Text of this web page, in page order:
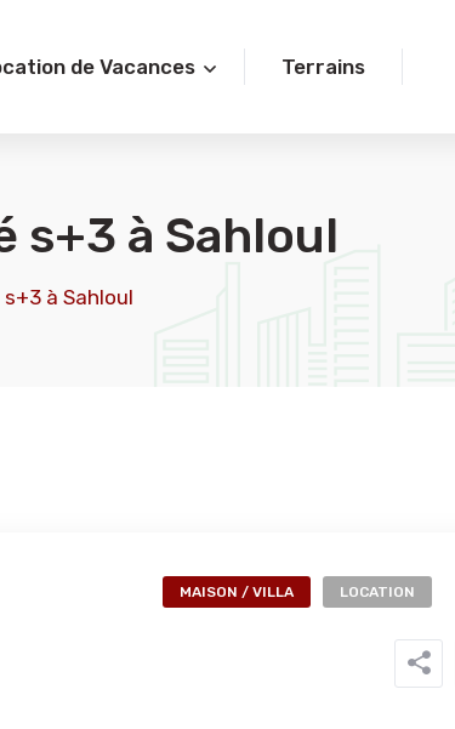
de Vacances Terrains
s+3 à Sahloul
à Sahloul
MAISON / VILLA LOCATION